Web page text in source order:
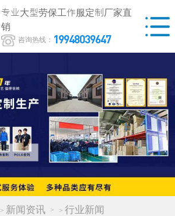
专业大型劳保工作服定制厂家直
销
咨询热线： 19948039647
> 新闻资讯 > 行业新闻